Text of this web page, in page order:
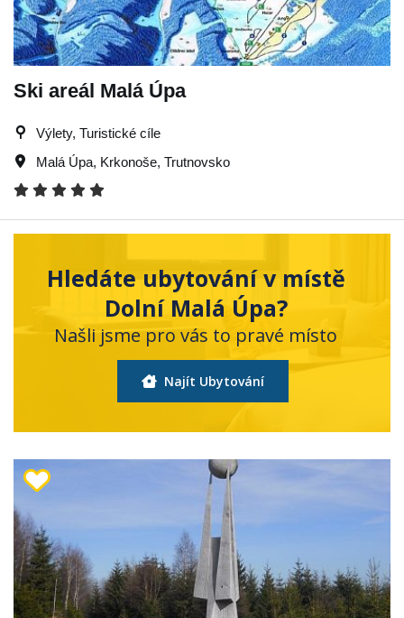
Ski areál Malá Úpa
Výlety, Turistické cíle
Malá Úpa, Krkonoše, Trutnovsko
Hledáte ubytování v místě
Dolní Malá Úpa?
Našli jsme pro vás to pravé místo
Najít Ubytování